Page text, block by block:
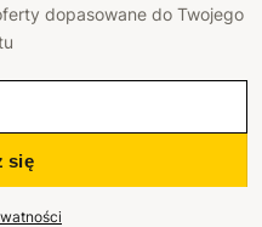
dopasowane do Twojego
się